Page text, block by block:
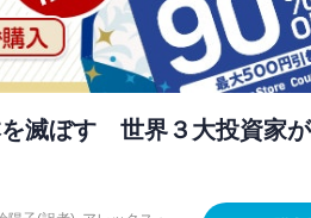
を滅ぼす 世界３大投資家